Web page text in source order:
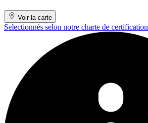
Voir la carte
Selectionnés selon notre charte de certification